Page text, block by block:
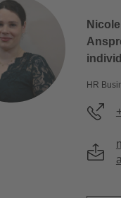
HR